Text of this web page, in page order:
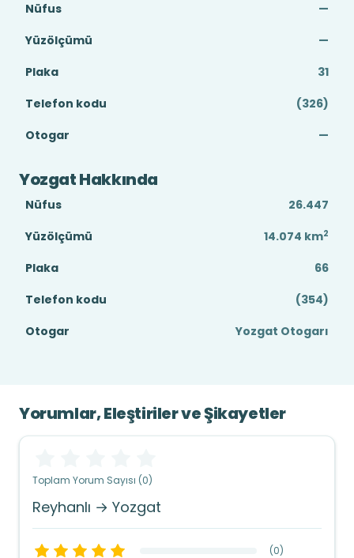
Nüfus
—
Yüzölçümü
—
Plaka
31
Telefon kodu
(326)
Otogar
—
Yozgat Hakkında
Nüfus
26.447
Yüzölçümü
14.074 km2
Plaka
66
Telefon kodu
(354)
Otogar
Yozgat Otogarı
Yorumlar, Eleştiriler ve Şikayetler
Toplam Yorum Sayısı (0)
Reyhanlı → Yozgat
(0)